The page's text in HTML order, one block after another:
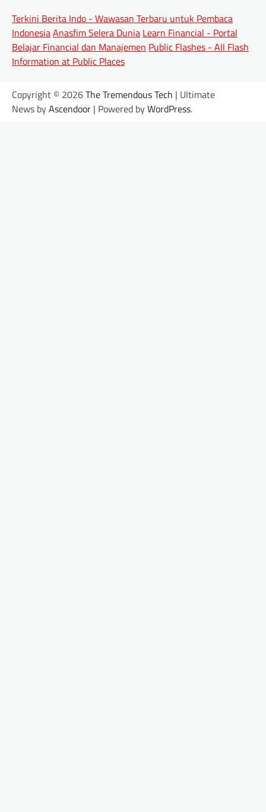
Terkini Berita Indo - Wawasan Terbaru untuk Pembaca
IndonesiaAnasfim Selera Dunia Learn Financial - Portal
Belajar Financial dan Manajemen Public Flashes - All Flash
Information at Public Places
Copyright © 2026The Tremendous Tech | Ultimate
News byAscendoor | Powered byWordPress.